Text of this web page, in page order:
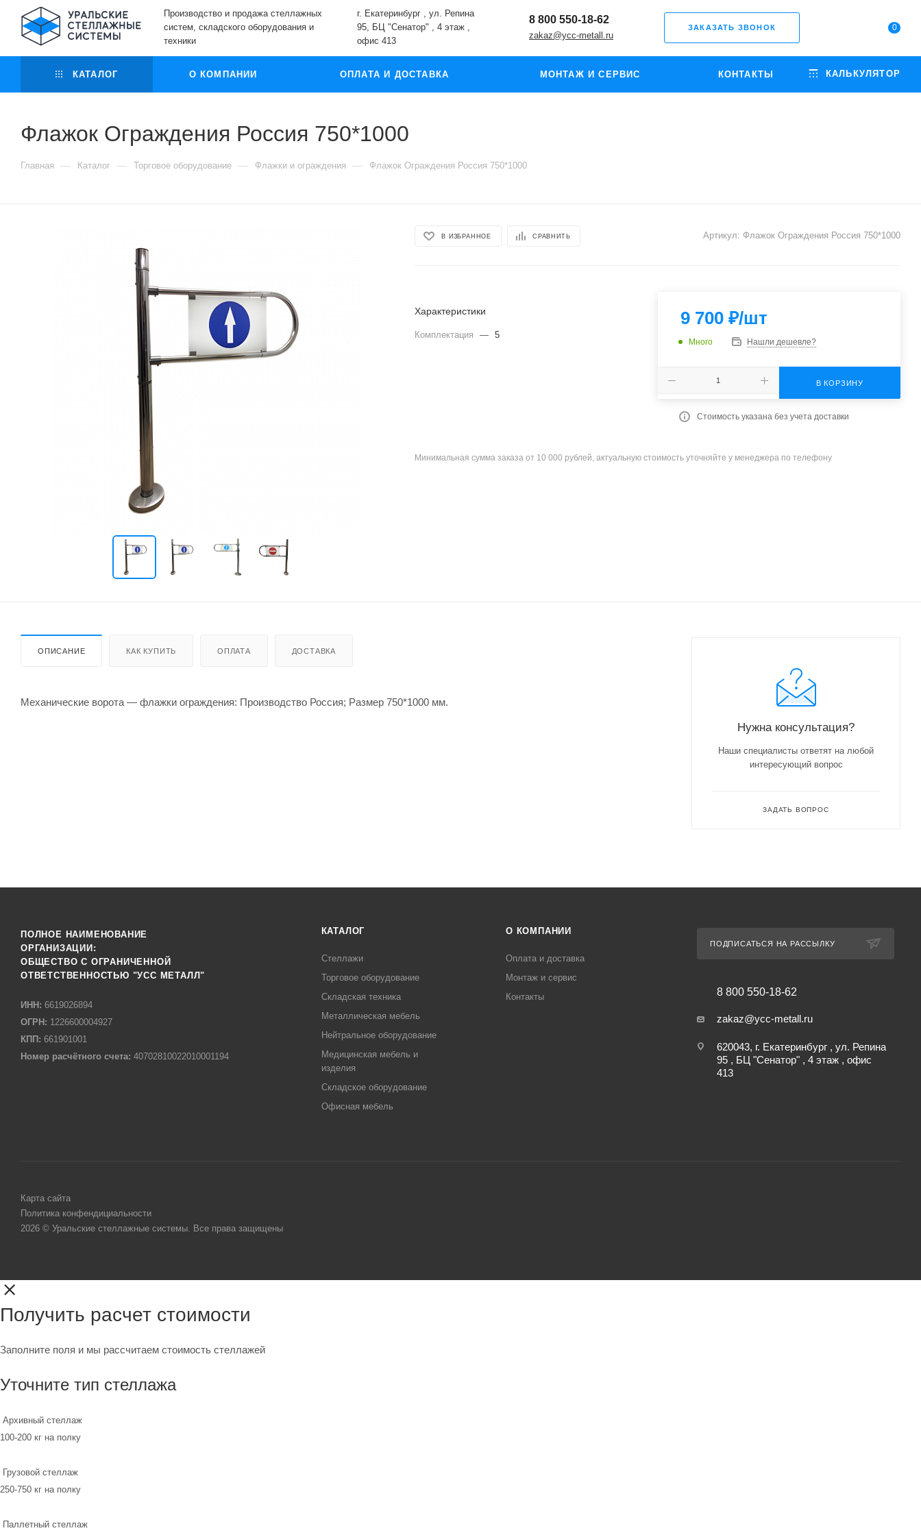
Производство и продажа стеллажных
систем, складского оборудования и
техники
г. Екатеринбург , ул. Репина
95, БЦ "Сенатор" , 4 этаж ,
офис 413
8 800 550-18-62
zakaz@ycc-metall.ru
ЗАКАЗАТЬ ЗВОНОК 0
КАТАЛОГ О КОМПАНИИ ОПЛАТА И ДОСТАВКА МОНТАЖ И СЕРВИС КОНТАКТЫ КАЛЬКУЛЯТОР
Флажок Ограждения Россия 750*1000
Главная — Каталог — Торговое оборудование — Флажки и ограждения — Флажок Ограждения Россия 750*1000
В ИЗБРАННОЕ СРАВНИТЬ Артикул: Флажок Ограждения Россия 750*1000
Характеристики
Комплектация — 5
9 700₽/шт
Много Нашли дешевле?
В КОРЗИНУ
Стоимость указана без учета доставки
Минимальная сумма заказа от 10 000 рублей, актуальную стоимость уточняйте у менеджера по телефону
ОПИСАНИЕ КАК КУПИТЬ ОПЛАТА ДОСТАВКА
Механические ворота — флажки ограждения: Производство Россия; Размер 750*1000 мм.
Нужна консультация?
Наши специалисты ответят на любой
интересующий вопрос
ЗАДАТЬ ВОПРОС
ПОЛНОЕ НАИМЕНОВАНИЕ
ОРГАНИЗАЦИИ:
ОБЩЕСТВО С ОГРАНИЧЕННОЙ
ОТВЕТСТВЕННОСТЬЮ "УСС МЕТАЛЛ"
ИНН: 6619026894
ОГРН: 1226600004927
КПП: 661901001
Номер расчётного счета: 40702810022010001194
КАТАЛОГ
Стеллажи
Торговое оборудование
Складская техника
Металлическая мебель
Нейтральное оборудование
Медицинская мебель и
изделия
Складское оборудование
Офисная мебель
О КОМПАНИИ
Оплата и доставка
Монтаж и сервис
Контакты
ПОДПИСАТЬСЯ НА РАССЫЛКУ
8 800 550-18-62
zakaz@ycc-metall.ru
620043, г. Екатеринбург , ул. Репина
95 , БЦ "Сенатор" , 4 этаж , офис
413
Карта сайта
Политика конфендициальности
2026 © Уральские стеллажные системы. Все права защищены
Получить расчет стоимости
Заполните поля и мы рассчитаем стоимость стеллажей
Уточните тип стеллажа
Архивный стеллаж
100-200 кг на полку
Грузовой стеллаж
250-750 кг на полку
Паллетный стеллаж